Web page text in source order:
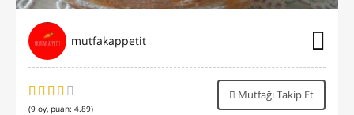
mutfakappetit
(9 oy, puan: 4.89)
Mutfağı Takip Et